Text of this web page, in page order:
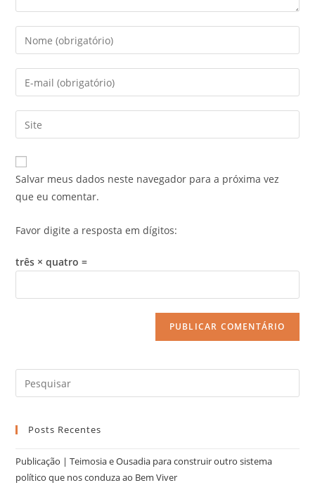
Salvar meus dados neste navegador para a próxima vez
que eu comentar.
Favor digite a resposta em dígitos:
três × quatro =
Posts Recentes
Publicação | Teimosia e Ousadia para construir outro sistema
político que nos conduza ao Bem Viver